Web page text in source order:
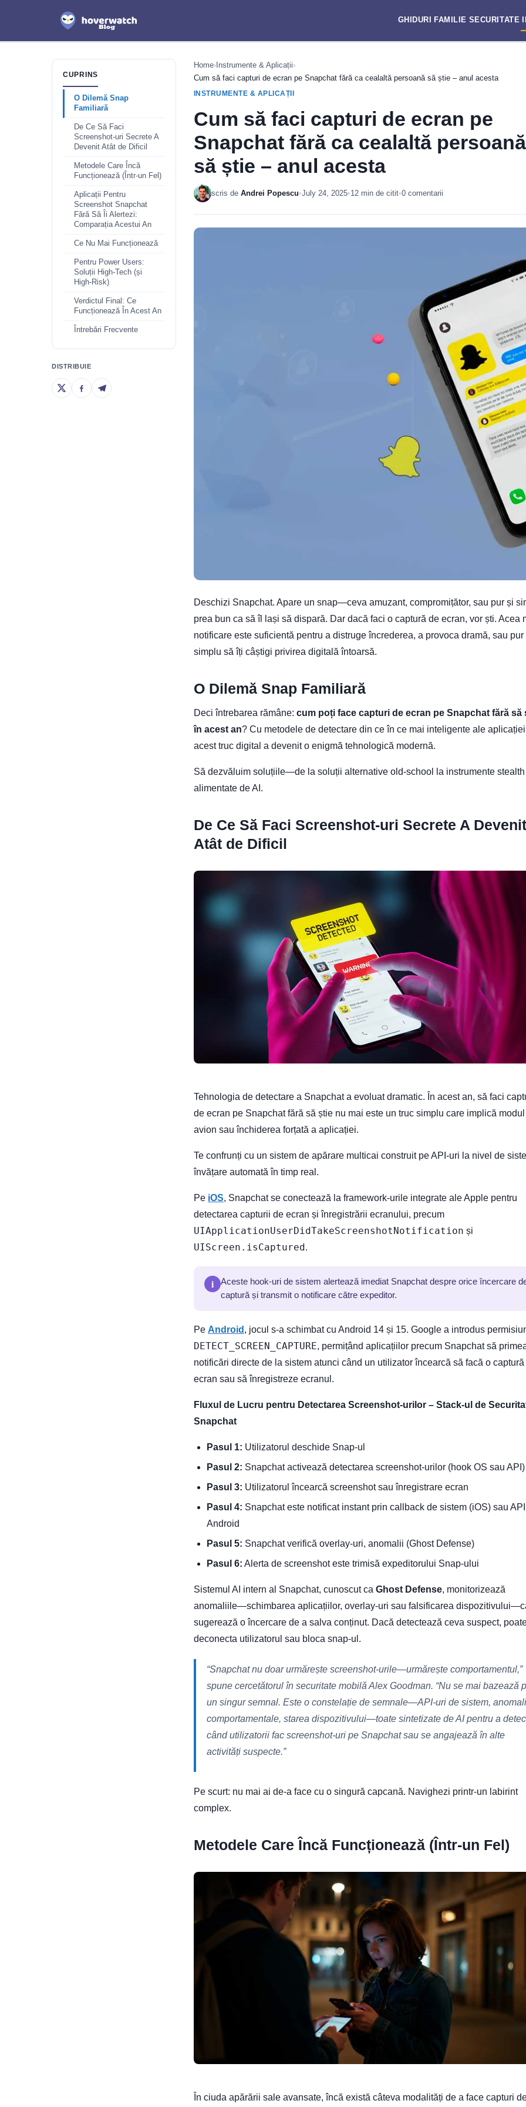
GHIDURI FAMILIE SECURITATE
CUPRINS
O Dilemă Snap
Familiară
De Ce Să Faci
Screenshot-uri Secrete A
Devenit Atât de Dificil
Metodele Care Încă
Funcționează (Într-un Fel)
Aplicații Pentru
Screenshot Snapchat
Fără Să Îi Alertezi:
Comparația Acestui An
Ce Nu Mai Funcționează
Pentru Power Users:
Soluții High-Tech (și
High-Risk)
Verdictul Final: Ce
Funcționează În Acest An
Întrebări Frecvente
DISTRIBUIE
Home› Instrumente & Aplicații›
Cum să faci capturi de ecran pe Snapchat fără ca cealaltă persoană să știe – anul acesta
INSTRUMENTE & APLICAȚII
Cum să faci capturi de ecran pe
Snapchat fără ca cealaltă persoană
să știe – anul acesta
scris de Andrei Popescu•July 24, 2025•12 min de citit•0 comentarii
Deschizi Snapchat. Apare un snap—ceva amuzant, compromițător, sau pur și
prea bun ca să îl lași să dispară. Dar dacă faci o captură de ecran, vor ști. Acea
notificare este suficientă pentru a distruge încrederea, a provoca dramă, sau pur
simplu să îți câștigi privirea digitală întoarsă.
O Dilemă Snap Familiară
Deci întrebarea rămâne: cum poți face capturi de ecran pe Snapchat fără să
în acest an? Cu metodele de detectare din ce în ce mai inteligente ale
acest truc digital a devenit o enigmă tehnologică modernă.
Să dezvăluim soluțiile—de la soluții alternative old-school la instrumente stealth
alimentate de AI.
De Ce Să Faci Screenshot-uri Secrete A Devenit
Atât de Dificil
Tehnologia de detectare a Snapchat a evoluat dramatic. În acest an, să faci
de ecran pe Snapchat fără să știe nu mai este un truc simplu care implică modul
avion sau închiderea forțată a aplicației.
Te confrunți cu un sistem de apărare multicai construit pe API-uri la nivel de
învățare automată în timp real.
Pe iOS, Snapchat se conectează la framework-urile integrate ale Apple pentru
detectarea capturii de ecran și înregistrării ecranului, precum
UIApplicationUserDidTakeScreenshotNotification și
UIScreen.isCaptured.
i
Aceste hook-uri de sistem alertează imediat Snapchat despre orice încercare
captură și transmit o notificare către expeditor.
Pe Android , jocul s-a schimbat cu Android 14 și 15. Google a introdus
DETECT_SCREEN_CAPTURE, permițând aplicațiilor precum Snapchat să
notificări directe de la sistem atunci când un utilizator încearcă să facă o captură
ecran sau să înregistreze ecranul.
Fluxul de Lucru pentru Detectarea Screenshot-urilor – Stack-ul de
Snapchat
Pasul 1: Utilizatorul deschide Snap-ul
Pasul 2: Snapchat activează detectarea screenshot-urilor (hook OS sau API)
Pasul 3: Utilizatorul încearcă screenshot sau înregistrare ecran
Pasul 4: Snapchat este notificat instant prin callback de sistem (iOS) sau API
Android
Pasul 5: Snapchat verifică overlay-uri, anomalii (Ghost Defense)
Pasul 6: Alerta de screenshot este trimisă expeditorului Snap-ului
Sistemul AI intern al Snapchat, cunoscut ca Ghost Defense, monitorizează
anomaliile—schimbarea aplicațiilor, overlay-uri sau falsificarea
sugerează o încercare de a salva conținut. Dacă detectează ceva suspect,
deconecta utilizatorul sau bloca snap-ul.
“Snapchat nu doar urmărește screenshot-urile—urmărește comportamentul,”
spune cercetătorul în securitate mobilă Alex Goodman. “Nu se mai bazează
un singur semnal. Este o constelație de semnale—API-uri de sistem,
comportamentale, starea dispozitivului—toate sintetizate de AI pentru a
când utilizatorii fac screenshot-uri pe Snapchat sau se angajează în alte
activități suspecte.”
Pe scurt: nu mai ai de-a face cu o singură capcană. Navighezi printr-un labirint
complex.
Metodele Care Încă Funcționează (Într-un Fel)
În ciuda apărării sale avansate, încă există câteva modalități de a face capturi